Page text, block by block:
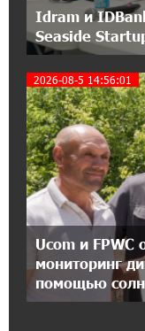
при
Аршак
Зачем
Глава
Азербайджаном
Idram и
Seaside
2026-08-5 14:56:01
Ucom и FPWC
мониторинг
помощью